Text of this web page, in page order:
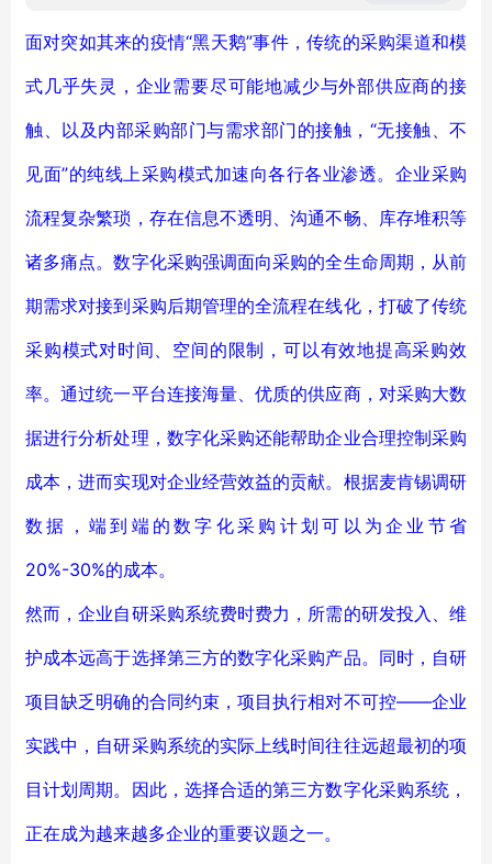
面对突如其来的疫情“黑天鹅”事件，传统的采购渠道和模
式几乎失灵，企业需要尽可能地减少与外部供应商的接
触、以及内部采购部门与需求部门的接触，“无接触、不
见面”的纯线上采购模式加速向各行各业渗透。企业采购
流程复杂繁琐，存在信息不透明、沟通不畅、库存堆积等
诸多痛点。数字化采购强调面向采购的全生命周期，从前
期需求对接到采购后期管理的全流程在线化，打破了传统
采购模式对时间、空间的限制，可以有效地提高采购效
率。通过统一平台连接海量、优质的供应商，对采购大数
据进行分析处理，数字化采购还能帮助企业合理控制采购
成本，进而实现对企业经营效益的贡献。根据麦肯锡调研
数据，端到端的数字化采购计划可以为企业节省
20%-30%的成本。
然而，企业自研采购系统费时费力，所需的研发投入、维
护成本远高于选择第三方的数字化采购产品。同时，自研
项目缺乏明确的合同约束，项目执行相对不可控——企业
实践中，自研采购系统的实际上线时间往往远超最初的项
目计划周期。因此，选择合适的第三方数字化采购系统，
正在成为越来越多企业的重要议题之一。